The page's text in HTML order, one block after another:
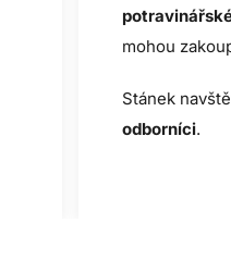
mohou
Stánek
odborníci.